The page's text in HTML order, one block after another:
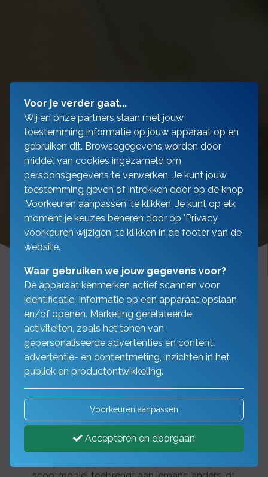
Uw scootmobiel moet u
minimaal WA verzekeren
Met de Wettelijke
Aansprakelijkheidsverzekering (WA) bent u
Voor je verder gaat...
Wij en onze partners slaan met jouw
toestemming informatie op jouw apparaat op en
gebruiken dit. Browsegegevens worden door
middel van cookies ingezameld om
persoonsgegevens te verwerken. Je kunt jouw
toestemming geven of intrekken door op de knop
'Voorkeuren aanpassen' te klikken. Je kunt op elk
moment je keuzes beheren door op 'Privacy
voorkeuren wijzigen' te klikken in de footer van de
website.
Waar gebruiken we jouw gegevens voor?
De apparaat kenmerken actief scannen voor
identificatie. Informatie op een apparaat opslaan
en/of openen. Marketing gerelateerde
activiteiten, zoals het tonen van
gepersonaliseerde advertenties en content,
advertentie- en contentmeting, inzichten in het
publiek en productontwikkeling.
Voorkeuren aanpassen
Accepteren en doorgaan